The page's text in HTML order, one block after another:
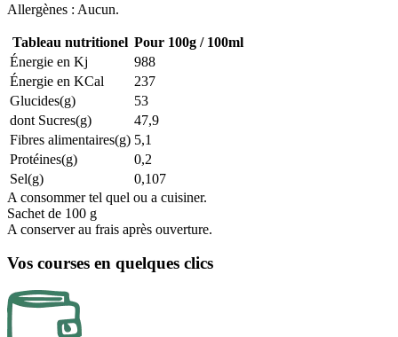
Allergènes : Aucun.
Tableau nutritionel Pour 100g / 100ml
Énergie en Kj
988
Énergie en KCal
237
Glucides(g)
53
dont Sucres(g)
47,9
Fibres alimentaires(g) 5,1
Protéines(g)
0,2
Sel(g)
0,107
A consommer tel quel ou a cuisiner.
Sachet de 100 g
A conserver au frais après ouverture.
Vos courses en quelques clics